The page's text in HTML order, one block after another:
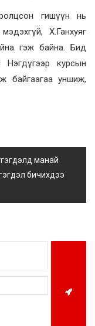
гишүүн нь
Х.Ганхуяг
гэж байна. Бид
курсын
байгаагаа уншиж,
манай
бичихдээ